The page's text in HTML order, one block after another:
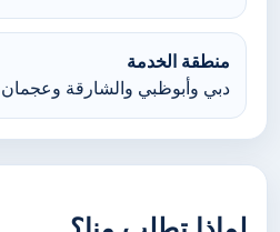
منطقة الخدمة
دبي وأبوظبي والشارقة وعجمان